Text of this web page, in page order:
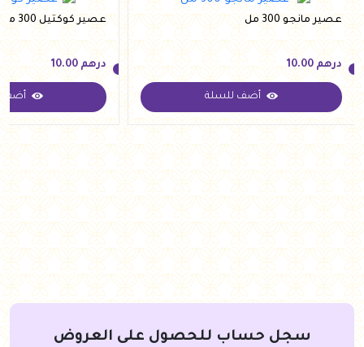
عصير مانجو 300 مل
درهم
درهم 10.00
أضف للسلة
عصير كوكتيل 300 مل
درهم
درهم 10.00
أضف
سجل حساب للحصول على العروض